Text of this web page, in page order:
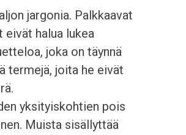
jargonia. Palkkaavat
eivät halua lukea
joka on täynnä
termejä, joita he eivät
yksityiskohtien pois
Muista sisällyttää